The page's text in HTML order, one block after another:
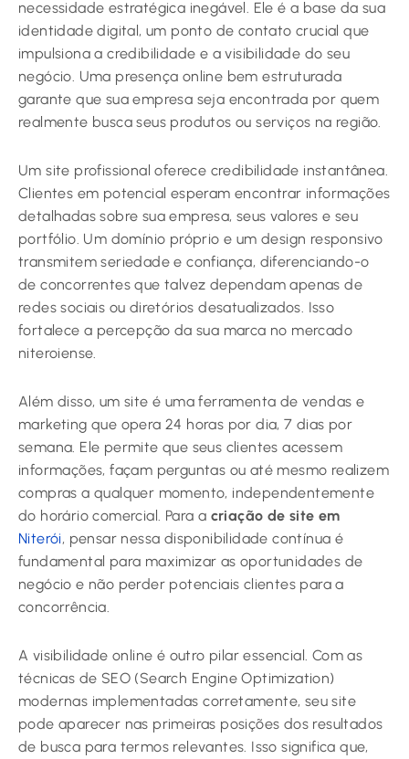
necessidade estratégica inegável. Ele é a base da sua
identidade digital, um ponto de contato crucial que
impulsiona a credibilidade e a visibilidade do seu
negócio. Uma presença online bem estruturada
garante que sua empresa seja encontrada por quem
realmente busca seus produtos ou serviços na região.
Um site profissional oferece credibilidade instantânea.
Clientes em potencial esperam encontrar informações
detalhadas sobre sua empresa, seus valores e seu
portfólio. Um domínio próprio e um design responsivo
transmitem seriedade e confiança, diferenciando-o
de concorrentes que talvez dependam apenas de
redes sociais ou diretórios desatualizados. Isso
fortalece a percepção da sua marca no mercado
niteroiense.
Além disso, um site é uma ferramenta de vendas e
marketing que opera 24 horas por dia, 7 dias por
semana. Ele permite que seus clientes acessem
informações, façam perguntas ou até mesmo realizem
compras a qualquer momento, independentemente
do horário comercial. Para a criação de site em
Niterói, pensar nessa disponibilidade contínua é
fundamental para maximizar as oportunidades de
negócio e não perder potenciais clientes para a
concorrência.
A visibilidade online é outro pilar essencial. Com as
técnicas de SEO (Search Engine Optimization)
modernas implementadas corretamente, seu site
pode aparecer nas primeiras posições dos resultados
de busca para termos relevantes. Isso significa que,